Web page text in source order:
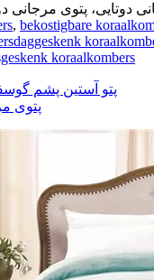
, bekostigbare
koraalkombers
پتو آستین پشم
پتوی